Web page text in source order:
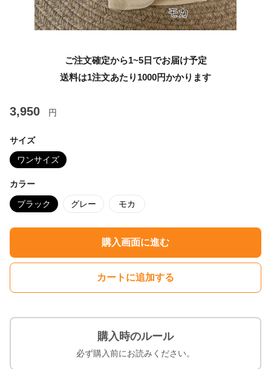
ご注文確定から1~5日でお届け予定
送料は1注文あたり 1000円かかります
3,950 円
サイズ
ワンサイズ
カラー
ブラック グレー モカ
購入画面に進む
カートに追加する
購入時のルール
必ず購入前にお読みください。